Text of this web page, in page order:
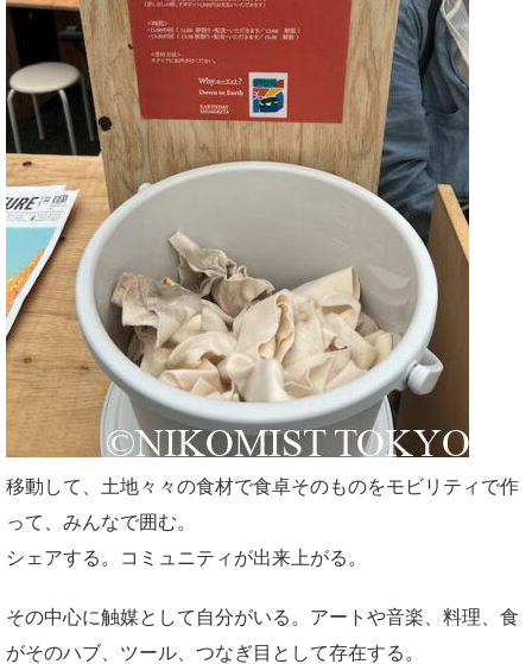
移動して、土地々々の食材で食卓そのものをモビリティで作
って、みんなで囲む。
シェアする。コミュニティが出来上がる。
その中心に触媒として自分がいる。アートや音楽、料理、食
がそのハブ、ツール、つなぎ目として存在する。